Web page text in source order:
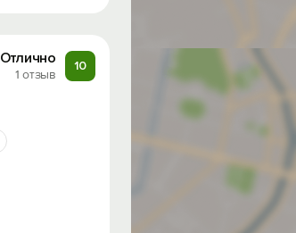
Отлично
1 отзыв
10